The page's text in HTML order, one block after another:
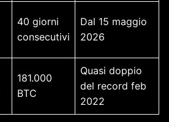
40 giorni
consecutivi
Dal 15 maggio
2026
181.000
BTC
Quasi doppio
del record feb
2022